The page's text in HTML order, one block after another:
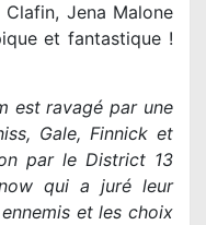
Jena Malone
et fantastique !
est ravagé par une
Gale, Finnick et
par le District 13
qui a juré leur
et les choix